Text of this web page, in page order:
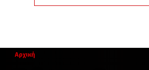
Αρχική